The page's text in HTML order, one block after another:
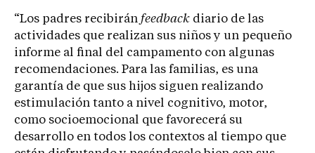
“Los padres recibirán feedback diario de las
actividades que realizan sus niños y un pequeño
informe al final del campamento con algunas
recomendaciones. Para las familias, es una
garantía de que sus hijos siguen realizando
estimulación tanto a nivel cognitivo, motor,
como socioemocional que favorecerá su
desarrollo en todos los contextos al tiempo que